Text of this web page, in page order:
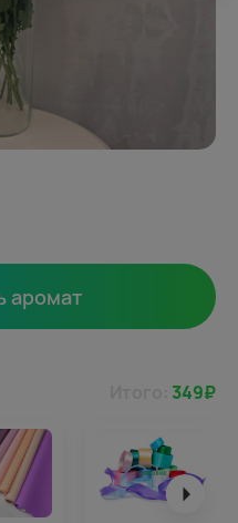
аромат
349₽